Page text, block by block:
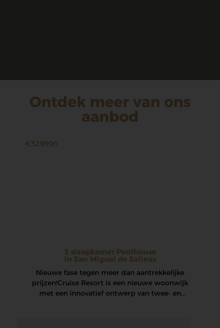
Ontdek meer van ons
aanbod
€329990
3 slaapkamer Penthouse
in San Miguel de Salinas
Nieuwe fase tegen meer dan aantrekkelijke
prijzen! Cruise Resort is een nieuwe woonwijk
met een innovatief ontwerp van twee- en